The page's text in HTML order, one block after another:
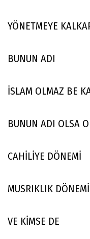
YÖNETMEYE
BUNUN ADI
İSLAM OLMAZ BE
BUNUN ADI OLSA
CAHİLİYE DÖNEMİ
MUSRIKLIK
VE KİMSE DE